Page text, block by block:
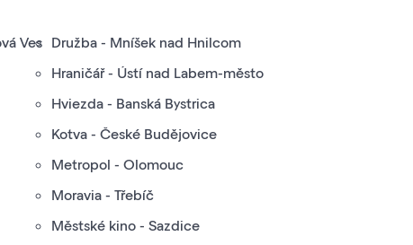
Ves Družba - Mníšek nad Hnilcom
Hraničář - Ústí nad Labem-město
Hviezda - Banská Bystrica
Kotva - České Budějovice
Metropol - Olomouc
Moravia - Třebíč
Městské kino - Sazdice